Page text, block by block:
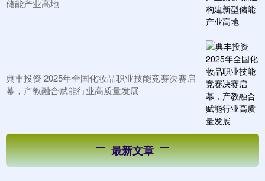
储能产业高地
典丰投资 2025年全国化妆品职业技能竞赛决赛启
幕，产教融合赋能行业高质量发展
最新文章